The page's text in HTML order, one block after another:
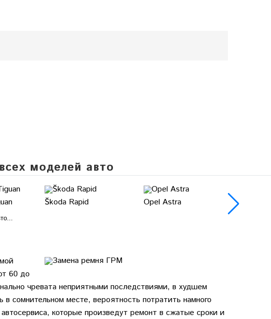
моделей авто
Škoda Rapid Opel Astra
60 до
чревата неприятными последствиями, в худшем
сомнительном месте, вероятность потратить намного
которые произведут ремонт в сжатые сроки и